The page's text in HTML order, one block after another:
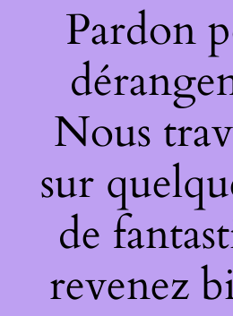
Pardon
Nous
sur
de
revenez